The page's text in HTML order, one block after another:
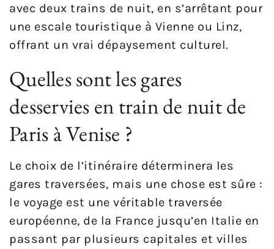
avec deux trains de nuit, en s’arrêtant pour
une escale touristique à Vienne ou Linz,
offrant un vrai dépaysement culturel.
Quelles sont les gares
desservies en train de nuit de
Paris à Venise ?
Le choix de l’itinéraire déterminera les
gares traversées, mais une chose est sûre :
le voyage est une véritable traversée
européenne, de la France jusqu’en Italie en
passant par plusieurs capitales et villes